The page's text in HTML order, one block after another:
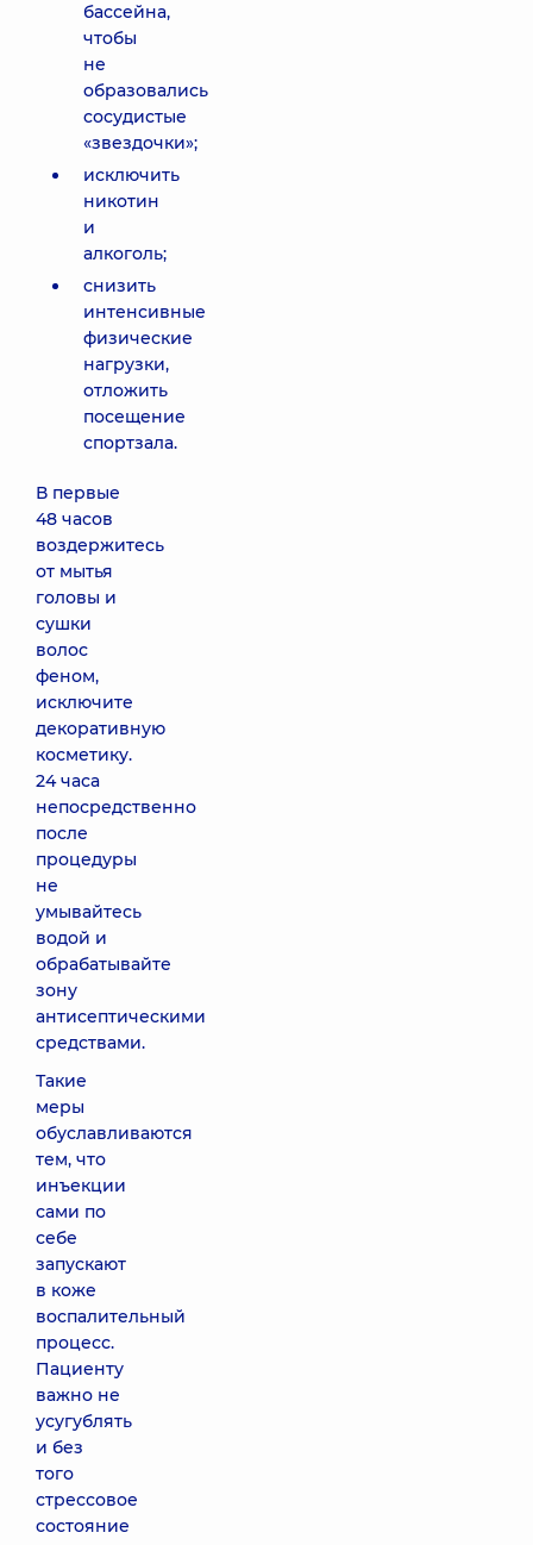
бассейна,
чтобы
не
образовались
сосудистые
«звездочки»;
исключить
никотин
и
алкоголь;
снизить
интенсивные
физические
нагрузки,
отложить
посещение
спортзала.
В первые
48 часов
воздержитесь
от мытья
головы и
сушки
волос
феном,
исключите
декоративную
косметику.
24 часа
непосредственно
после
процедуры
не
умывайтесь
водой и
обрабатывайте
зону
антисептическими
средствами.
Такие
меры
обуславливаются
тем, что
инъекции
сами по
себе
запускают
в коже
воспалительный
процесс.
Пациенту
важно не
усугублять
и без
того
стрессовое
состояние